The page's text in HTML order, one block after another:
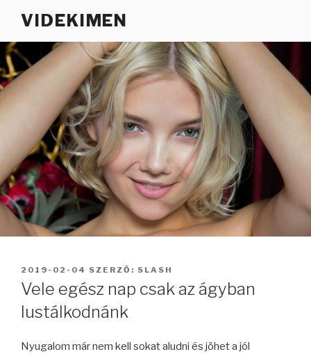
VIDEKIMEN
BEKÜLDVE:
2019-02-04 SZERZŐ: SLASH
Vele egész nap csak az ágyban
lustálkodnánk
Nyugalom már nem kell sokat aludni és jöhet a jól